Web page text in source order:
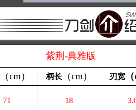
紫荆-典雅版
（cm） 柄长（cm） 刃宽 （
71 18